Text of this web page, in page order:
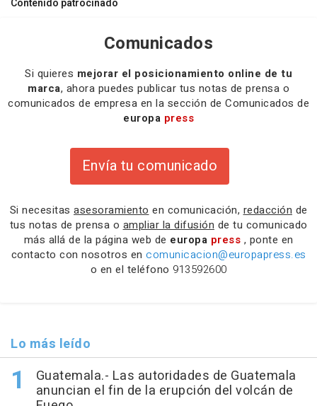
Contenido patrocinado
Comunicados
Si quieres mejorar el posicionamiento online de tu
marca, ahora puedes publicar tus notas de prensa o
comunicados de empresa en la sección de Comunicados de
europa press
Envía tu comunicado
Si necesitas asesoramiento en comunicación, redacción de
tus notas de prensa o ampliar la difusión de tu comunicado
más allá de la página web de europa press , ponte en
contacto con nosotros en comunicacion@europapress.es
o en el teléfono 913592600
Lo más leído
Guatemala.- Las autoridades de Guatemala
anuncian el fin de la erupción del volcán de